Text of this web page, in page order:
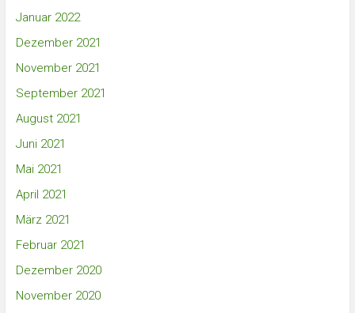
Januar 2022
Dezember 2021
November 2021
September 2021
August 2021
Juni 2021
Mai 2021
April 2021
März 2021
Februar 2021
Dezember 2020
November 2020